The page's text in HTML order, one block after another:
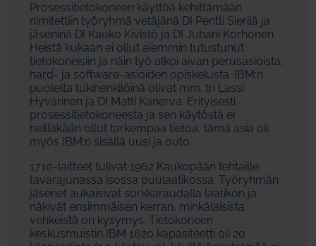
Prosessitietokoneen käyttöä kehittämään
nimitettiin työryhmä vetäjänä DI Pentti Sierilä ja
jäseninä DI Kauko Kivistö ja DI Juhani Korhonen.
Heistä kukaan ei ollut aiemmin tutustunut
tietokoneisiin ja näin työ alkoi aivan perusasioista,
hard- ja software-asioiden opiskelusta. IBM:n
puolelta tukihenkilöinä olivat mm. tri Lassi
Hyvärinen ja DI Matti Kanerva. Erityisesti
prosessitietokoneesta ja sen käytöstä ei
heilläkään ollut tarkempaa tietoa, tämä asia oli
myös IBM:n sisällä uusi ja outo.
1710-laitteet tulivat 1962 Kaukopään tehtaille
tavarajunassa isossa puulaatikossa. Työryhmän
jäsenet aukaisivat sorkkaraudalla laatikon ja
näkivät ensimmäisen kerran, minkälaisista
vehkeistä on kysymys. Tietokoneen
keskusmuistin IBM 1620 kapasiteetti oli 20